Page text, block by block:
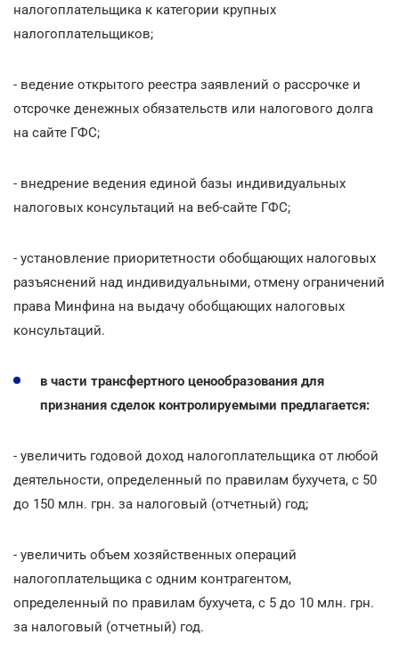
налогоплательщика к категории крупных
налогоплательщиков;
- ведение открытого реестра заявлений о рассрочке и
отсрочке денежных обязательств или налогового долга
на сайте ГФС;
- внедрение ведения единой базы индивидуальных
налоговых консультаций на веб-сайте ГФС;
- установление приоритетности обобщающих налоговых
разъяснений над индивидуальными, отмену ограничений
права Минфина на выдачу обобщающих налоговых
консультаций.
в части трансфертного ценообразования для
признания сделок контролируемыми предлагается:
- увеличить годовой доход налогоплательщика от любой
деятельности, определенный по правилам бухучета, с 50
до 150 млн. грн. за налоговый (отчетный) год;
- увеличить объем хозяйственных операций
налогоплательщика с одним контрагентом,
определенный по правилам бухучета, с 5 до 10 млн. грн.
за налоговый (отчетный) год.